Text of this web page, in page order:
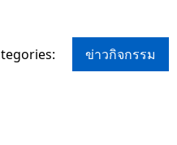
ข่าวกิจกรรม